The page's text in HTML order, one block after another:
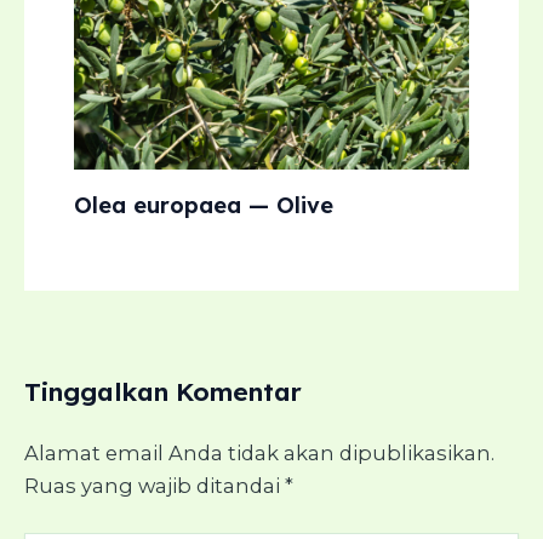
Olea europaea — Olive
Tinggalkan Komentar
Alamat email Anda tidak akan dipublikasikan.
Ruas yang wajib ditandai *